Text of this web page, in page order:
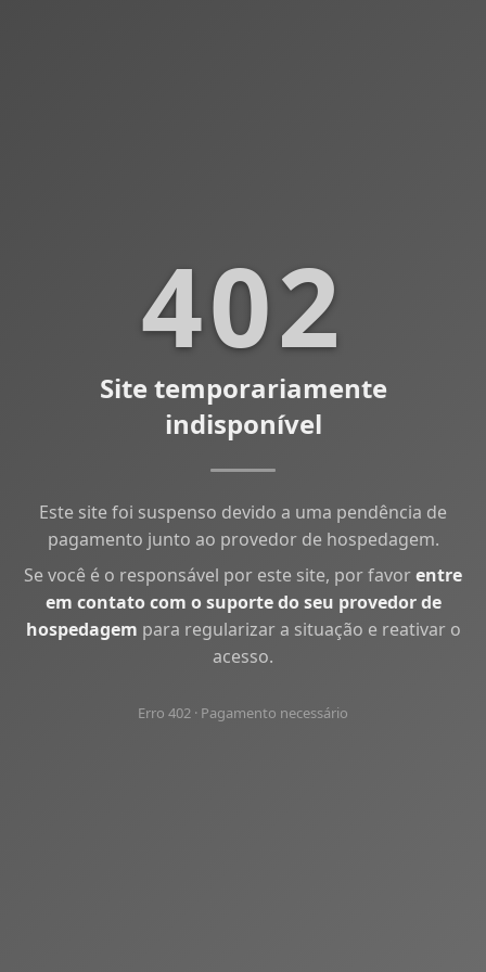
402
Site temporariamente
indisponível
Este site foi suspenso devido a uma pendência de
pagamento junto ao provedor de hospedagem.
Se você é o responsável por este site, por favorentre
em contato com o suporte do seu provedor de
hospedagem para regularizar a situação e reativar o
acesso.
Erro 402 · Pagamento necessário